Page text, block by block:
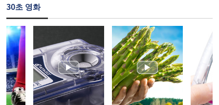
30초 영화